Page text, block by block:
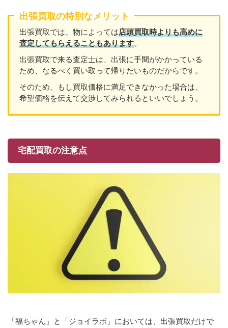
出張買取の特別なメリット
出張買取では、物によっては店頭買取時よりも高めに
査定してもらえることもあります。
出張買取で来る査定士は、出張に手間がかかっている
ため、なるべく買い取って帰りたいものだからです。
そのため、もし買取価格に満足できなかった場合は、
希望価格を伝えて交渉してみられるといいでしょう。
宅配買取の注意点
「福ちゃん」と「ジョイラボ」においては、出張買取だけで